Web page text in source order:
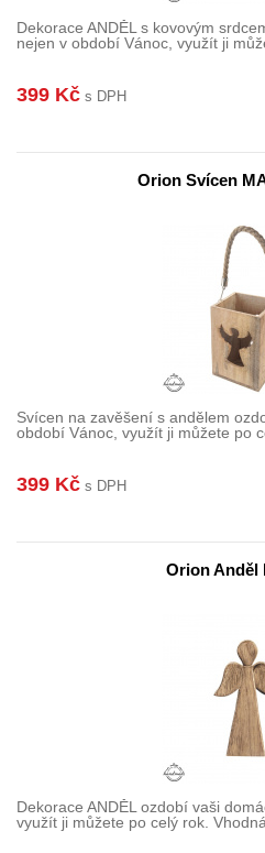
Dekorace ANDĚL s kovovým
nejen v období Vánoc, využít ji
399 Kč s DPH
Orion Svícen
Svícen na zavěšení s andělem
období Vánoc, využít ji můžete po
399 Kč s DPH
Orion Anděl
Dekorace ANDĚL ozdobí vaši
využít ji můžete po celý rok.